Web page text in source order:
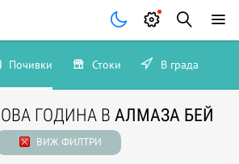
Почивки Стоки В града
ГОДИНА В АЛМАЗА БЕЙ
ВИЖ ФИЛТРИ